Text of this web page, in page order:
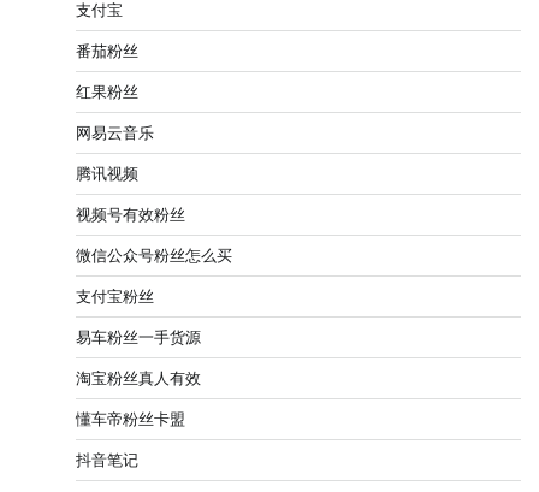
支付宝
番茄粉丝
红果粉丝
网易云音乐
腾讯视频
视频号有效粉丝
微信公众号粉丝怎么买
支付宝粉丝
易车粉丝一手货源
淘宝粉丝真人有效
懂车帝粉丝卡盟
抖音笔记